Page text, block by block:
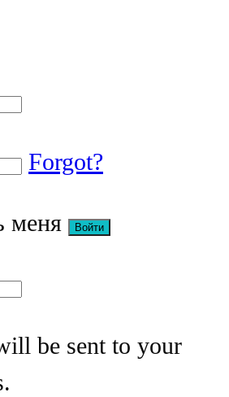
Forgot?
меня
be sent to your